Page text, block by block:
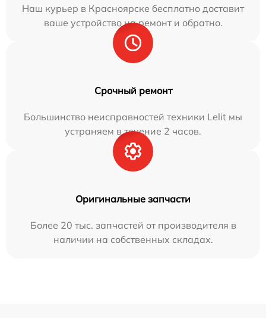
Наш курьер в Красноярске бесплатно доставит
ваше устройство на ремонт и обратно.
Срочный ремонт
Большинство неисправностей техники Lelit мы
устраняем в течение 2 часов.
Оригинальные запчасти
Более 20 тыс. запчастей от производителя в
наличии на собственных складах.